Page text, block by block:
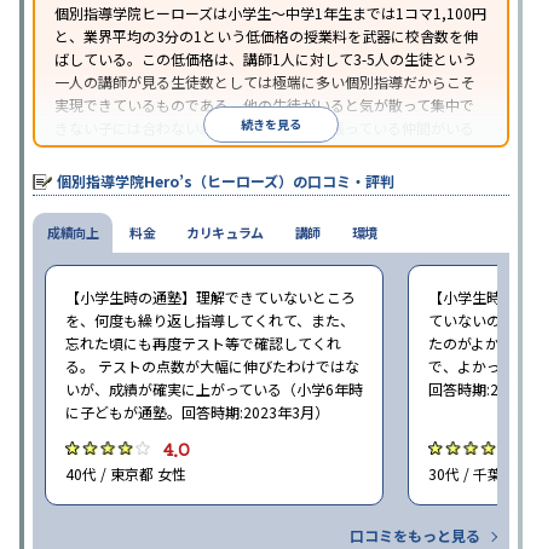
個別指導学院ヒーローズは小学生〜中学1年生までは1コマ1,100円
と、業界平均の3分の1という低価格の授業料を武器に校舎数を伸
ばしている。この低価格は、講師1人に対して3-5人の生徒という
一人の講師が見る生徒数としては極端に多い個別指導だからこそ
実現できているものである。他の生徒がいると気が散って集中で
きない子には合わないが、周りに一緒に頑張っている仲間がいる
ほうが頑張れるタイプの子にはとてもコスパがいいと言える。
続きを見る
個別指導学院Hero’s（ヒーローズ）の口コミ・評判
成績向上
【小学生時の通塾】理解できていないところ
を、何度も繰り返し指導してくれて、また、
忘れた頃にも再度テスト等で確認してくれ
る。 テストの点数が大幅に伸びたわけではな
いが、成績が確実に上がっている（小学6年時
に子どもが通塾。回答時期:2023年3月）
4.0
40代 / 東京都 女性
【小学生時の通
ていないので、
たのがよかった
で、よかった（
回答時期:2023
30代 / 千葉県 女
口コミをもっと見る
料金 カリキュラム 講師 環境